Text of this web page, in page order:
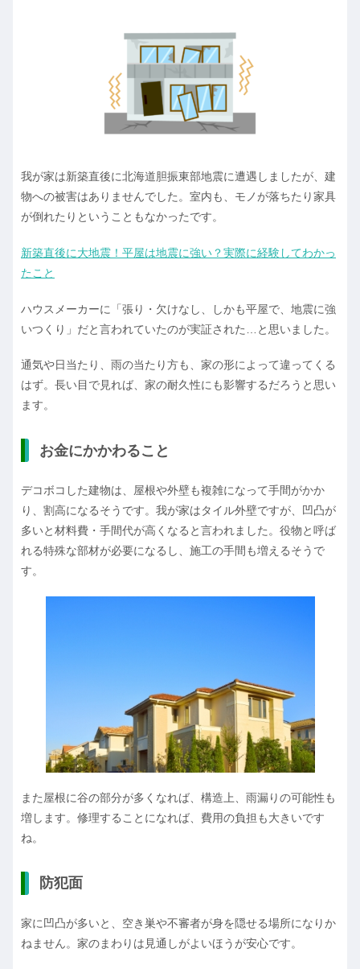
我が家は新築直後に北海道胆振東部地震に遭遇しましたが、建
物への被害はありませんでした。室内も、モノが落ちたり家具
が倒れたりということもなかったです。
新築直後に大地震！平屋は地震に強い？実際に経験してわかっ
たこと
ハウスメーカーに「張り・欠けなし、しかも平屋で、地震に強
いつくり」だと言われていたのが実証された…と思いました。
通気や日当たり、雨の当たり方も、家の形によって違ってくる
はず。長い目で見れば、家の耐久性にも影響するだろうと思い
ます。
お金にかかわること
デコボコした建物は、屋根や外壁も複雑になって手間がかか
り、割高になるそうです。我が家はタイル外壁ですが、凹凸が
多いと材料費・手間代が高くなると言われました。役物と呼ば
れる特殊な部材が必要になるし、施工の手間も増えるそうで
す。
また屋根に谷の部分が多くなれば、構造上、雨漏りの可能性も
増します。修理することになれば、費用の負担も大きいです
ね。
防犯面
家に凹凸が多いと、空き巣や不審者が身を隠せる場所になりか
ねません。家のまわりは見通しがよいほうが安心です。